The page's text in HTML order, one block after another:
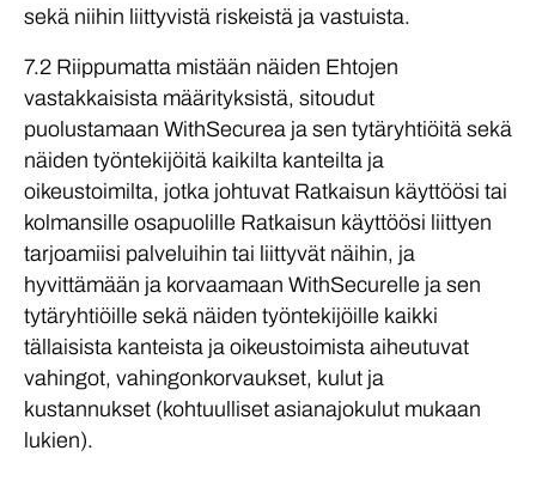
sekä niihin liittyvistä riskeistä ja vastuista.
7.2 Riippumatta mistään näiden Ehtojen
vastakkaisista määrityksistä, sitoudut
puolustamaan WithSecurea ja sen tytäryhtiöitä sekä
näiden työntekijöitä kaikilta kanteilta ja
oikeustoimilta, jotka johtuvat Ratkaisun käyttöösi tai
kolmansille osapuolille Ratkaisun käyttöösi liittyen
tarjoamiisi palveluihin tai liittyvät näihin, ja
hyvittämään ja korvaamaan WithSecurelle ja sen
tytäryhtiöille sekä näiden työntekijöille kaikki
tällaisista kanteista ja oikeustoimista aiheutuvat
vahingot, vahingonkorvaukset, kulut ja
kustannukset (kohtuulliset asianajokulut mukaan
lukien).